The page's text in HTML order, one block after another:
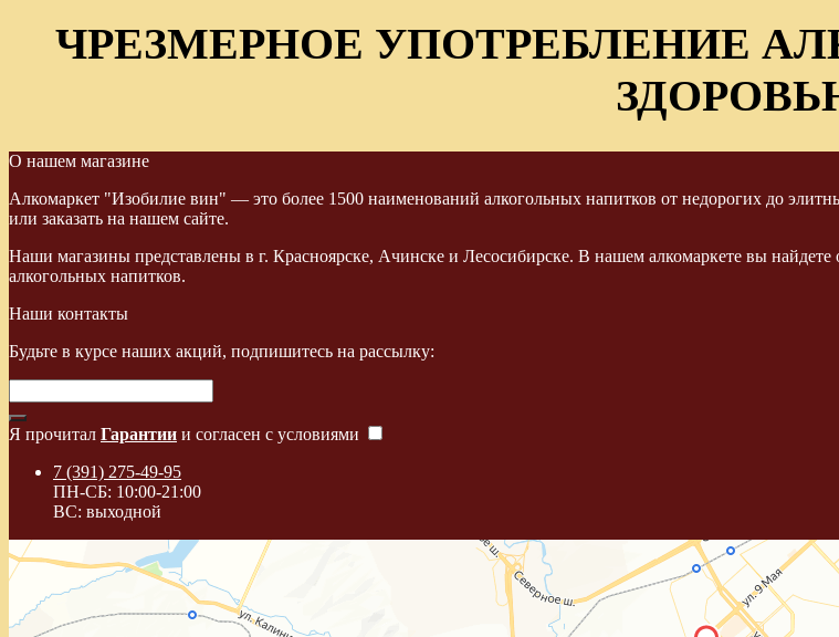
ЧРЕЗМЕРНОЕ УПОТРЕБЛЕНИЕ
О нашем магазине
Алкомаркет "Изобилие вин" — это более 1500 наименований алкогольных напитков от недорогих до
или заказать на нашем сайте.
Наши магазины представлены в г. Красноярске, Ачинске и Лесосибирске. В нашем алкомаркете вы
алкогольных напитков.
Наши контакты
Будьте в курсе наших акций, подпишитесь на рассылку:
Я прочитал Гарантии и согласен с условиями
7 (391) 275-49-95
ПН-СБ: 10:00-21:00
ВС: выходной